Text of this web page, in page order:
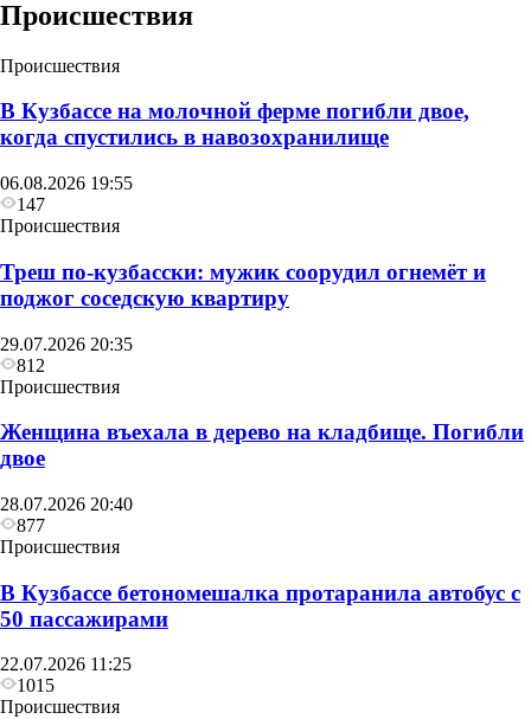
Происшествия
Происшествия
В Кузбассе на молочной ферме погибли двое,
когда спустились в навозохранилище
06.08.2026 19:55
147
Происшествия
Треш по-кузбасски: мужик соорудил огнемёт и
поджог соседскую квартиру
29.07.2026 20:35
812
Происшествия
Женщина въехала в дерево на кладбище. Погибли
двое
28.07.2026 20:40
877
Происшествия
В Кузбассе бетономешалка протаранила автобус с
50 пассажирами
22.07.2026 11:25
1015
Происшествия